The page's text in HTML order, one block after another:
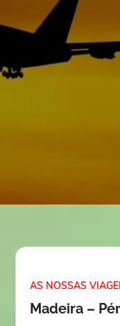
AS NOSSAS
Madeira –